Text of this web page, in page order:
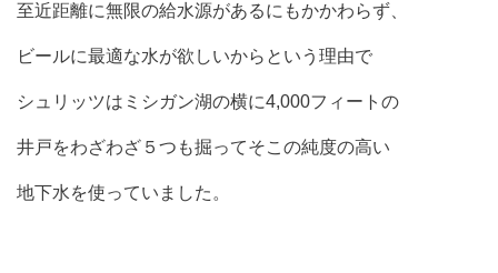
至近距離に無限の給水源があるにもかかわらず、
ビールに最適な水が欲しいからという理由で
シュリッツはミシガン湖の横に4,000フィートの
井戸をわざわざ５つも掘ってそこの純度の高い
地下水を使っていました。